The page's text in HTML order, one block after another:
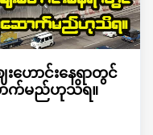
ဟောင်းနေရာတွင်
က်မည်ဟုသိရ။